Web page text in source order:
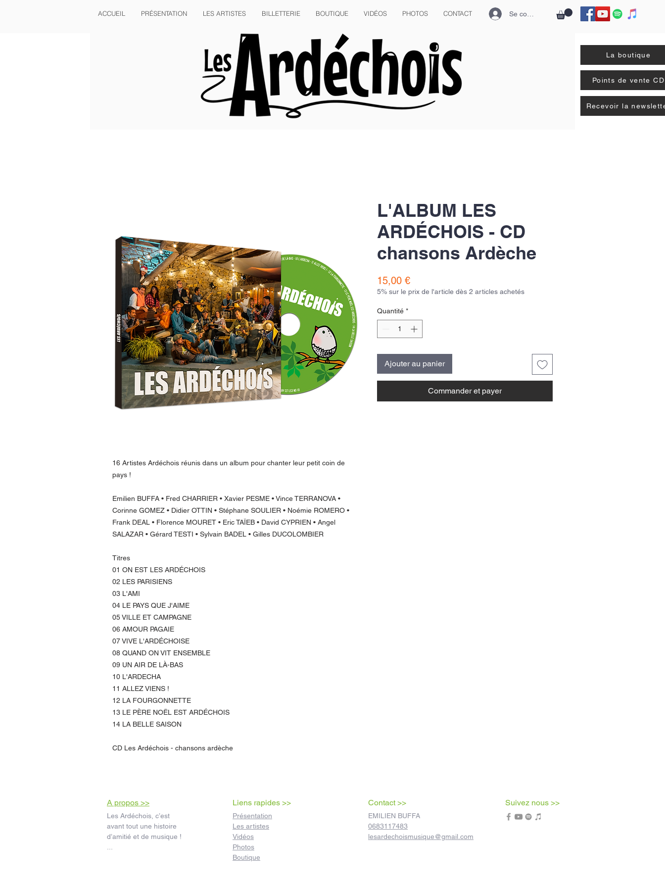
ACCUEIL PRÉSENTATION LES ARTISTES BILLETTERIE BOUTIQUE VIDÉOS PHOTOS CONTACT Se connecter
Recevoir la
La boutique
Points de vente CD
16 Artistes Ardéchois réunis dans un album pour chanter leur petit coin de
pays !
Emilien BUFFA • Fred CHARRIER • Xavier PESME • Vince TERRANOVA •
Corinne GOMEZ • Didier OTTIN • Stéphane SOULIER • Noémie ROMERO •
Frank DEAL • Florence MOURET • Eric TAÏEB • David CYPRIEN • Angel
SALAZAR • Gérard TESTI • Sylvain BADEL • Gilles DUCOLOMBIER
Titres
01 ON EST LES ARDÉCHOIS
02 LES PARISIENS
03 L'AMI
04 LE PAYS QUE J'AIME
05 VILLE ET CAMPAGNE
06 AMOUR PAGAIE
07 VIVE L'ARDÉCHOISE
08 QUAND ON VIT ENSEMBLE
09 UN AIR DE LÀ-BAS
10 L'ARDECHA
11 ALLEZ VIENS !
12 LA FOURGONNETTE
13 LE PÈRE NOËL EST ARDÉCHOIS
14 LA BELLE SAISON
CD Les Ardéchois - chansons ardèche
L'ALBUM LES
ARDÉCHOIS - CD
chansons Ardèche
15,00 €Prix
5% sur le prix de l'article dès 2 articles achetés
Quantité *
Ajouter au panier
Commander et payer
A propos >>
Les Ardéchois, c’est
avant tout une histoire
d’amitié et de musique !
Liens rapides >>
Présentation
Les artistes
Vidéos
Photos
Boutique
Contact >>
EMILIEN BUFFA
0683117483
lesardechoismusique@gmail.com
Suivez nous >>